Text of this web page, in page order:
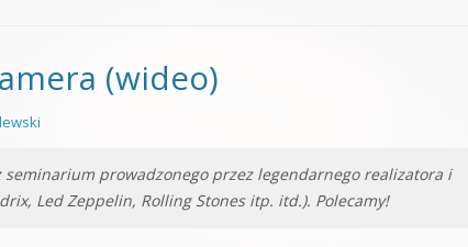
(wideo)
prowadzonego przez legendarnego realizatora i
Led Zeppelin, Rolling Stones itp. itd.). Polecamy!